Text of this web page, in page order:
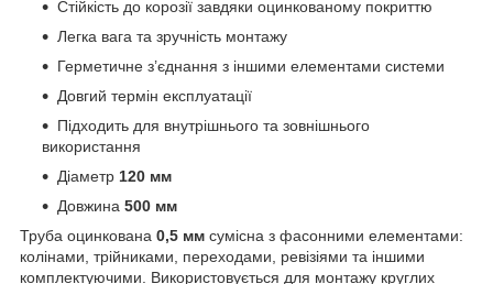
Стійкість до корозії завдяки оцинкованому покриттю
Легка вага та зручність монтажу
Герметичне з’єднання з іншими елементами системи
Довгий термін експлуатації
Підходить для внутрішнього та зовнішнього
використання
Діаметр 120 мм
Довжина 500 мм
Труба оцинкована 0,5 мм сумісна з фасонними елементами:
колінами, трійниками, переходами, ревізіями та іншими
комплектуючими. Використовується для монтажу круглих